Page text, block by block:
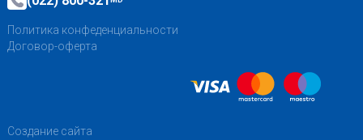
Политика конфеденциальности
Договор-оферта
Создание сайта